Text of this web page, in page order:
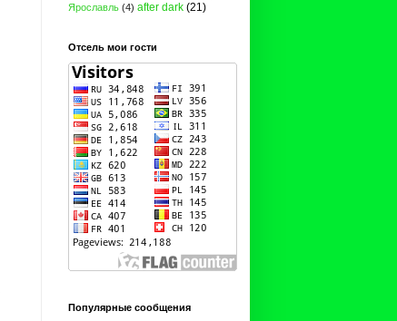
Ярославль (4) after dark (21)
Отсель мои гости
Популярные сообщения